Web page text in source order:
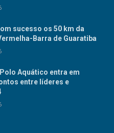
sucesso os 50 km da
Barra de Guaratiba
Aquático entra em
entre líderes e